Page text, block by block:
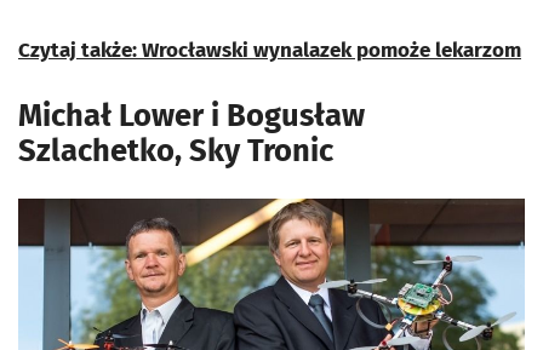
Czytaj także: Wrocławski wynalazek pomoże lekarzom
Michał Lower i Bogusław
Szlachetko, Sky Tronic